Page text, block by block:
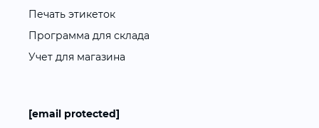
Печать этикеток
Программа для склада
Учет для магазина
[email protected]